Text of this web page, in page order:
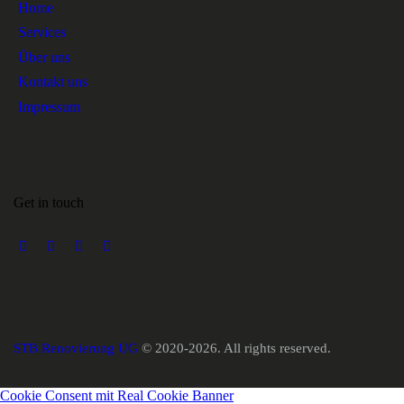
Home
Services
Über uns
Kontakt uns
Impressum
Get in touch
STB Renovierung UG © 2020-2026. All rights reserved.
Cookie Consent mit Real Cookie Banner